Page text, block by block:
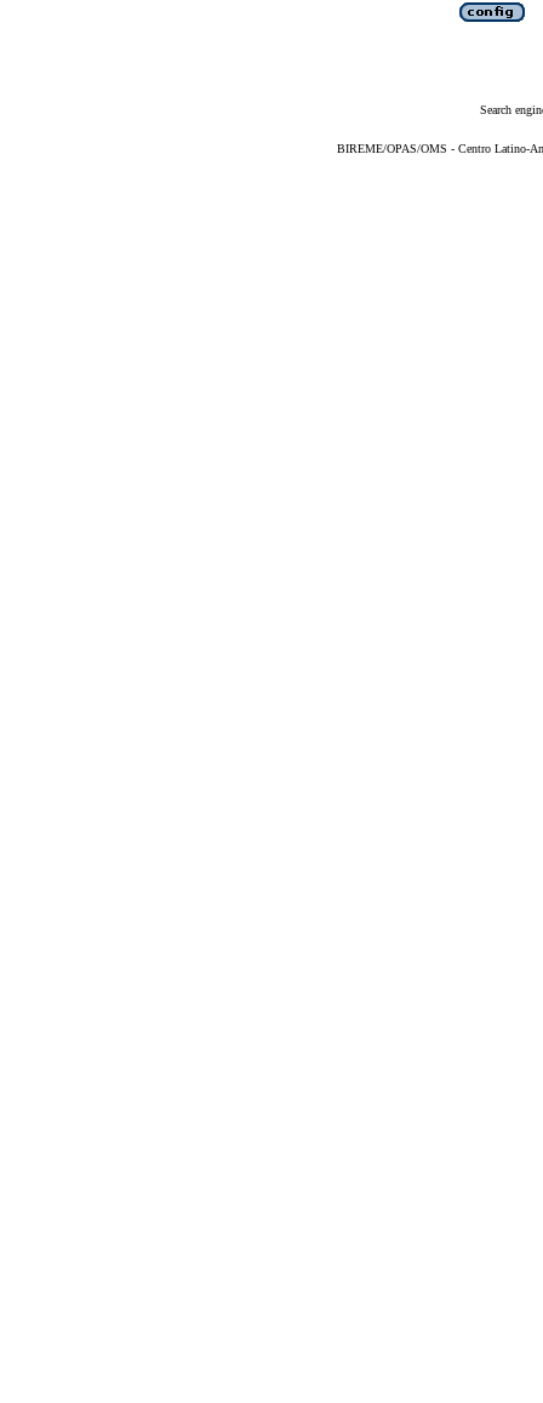
Search
BIREME/OPAS/OMS - Centro Latino-